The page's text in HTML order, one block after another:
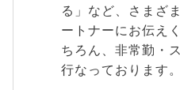
る」など、さまざ
ートナーにお伝え
ちろん、非常勤・
行なっております。